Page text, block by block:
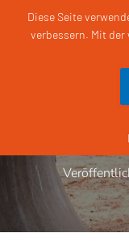
Diese Seite
verbessern. Mit der